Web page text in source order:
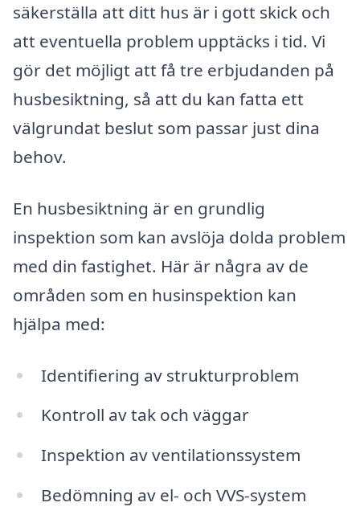
säkerställa att ditt hus är i gott skick och
att eventuella problem upptäcks i tid. Vi
gör det möjligt att få tre erbjudanden på
husbesiktning, så att du kan fatta ett
välgrundat beslut som passar just dina
behov.
En husbesiktning är en grundlig
inspektion som kan avslöja dolda problem
med din fastighet. Här är några av de
områden som en husinspektion kan
hjälpa med:
Identifiering av strukturproblem
Kontroll av tak och väggar
Inspektion av ventilationssystem
Bedömning av el- och VVS-system